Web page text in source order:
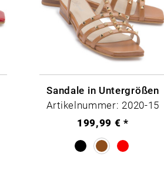
Sandale in Untergrößen
Artikelnummer: 2020-15
199,99 € *